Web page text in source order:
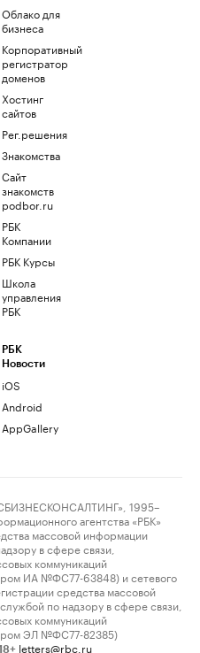
Облако для
бизнеса
Корпоративный
регистратор
доменов
Хостинг
сайтов
Рег.решения
Знакомства
Сайт
знакомств
podbor.ru
РБК
Компании
РБК Курсы
Школа
управления
РБК
РБК
Новости
iOS
Android
AppGallery
1995–
агентства «РБК»
массовой информации
в сфере связи,
коммуникаций
ИА №ФС77-63848) и сетевого
средства массовой
по надзору в сфере связи,
коммуникаций
ЭЛ №ФС77-82385)
letters@rbc.ru